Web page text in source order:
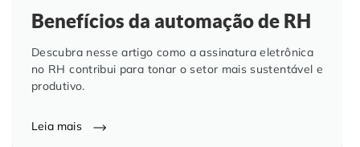
Benefícios da automação de RH
Descubra nesse artigo como a assinatura eletrônica
no RH contribui para tonar o setor mais sustentável e
produtivo.
Leia mais